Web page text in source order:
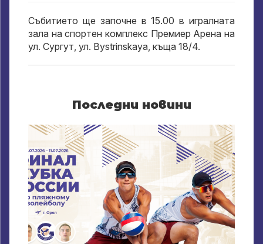
Събитието ще започне в 15.00 в игралната
зала на спортен комплекс Премиер Арена на
ул. Сургут, ул. Bystrinskaya, къща 18/4.
Последни новини